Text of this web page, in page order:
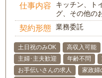
仕事内容
キッチン、ト
グ、その他の
契約形態 業務委託
土日祝のみOK 高収入可能
主婦･主夫歓迎
年齢不問
お手伝いさんの求人
家政婦